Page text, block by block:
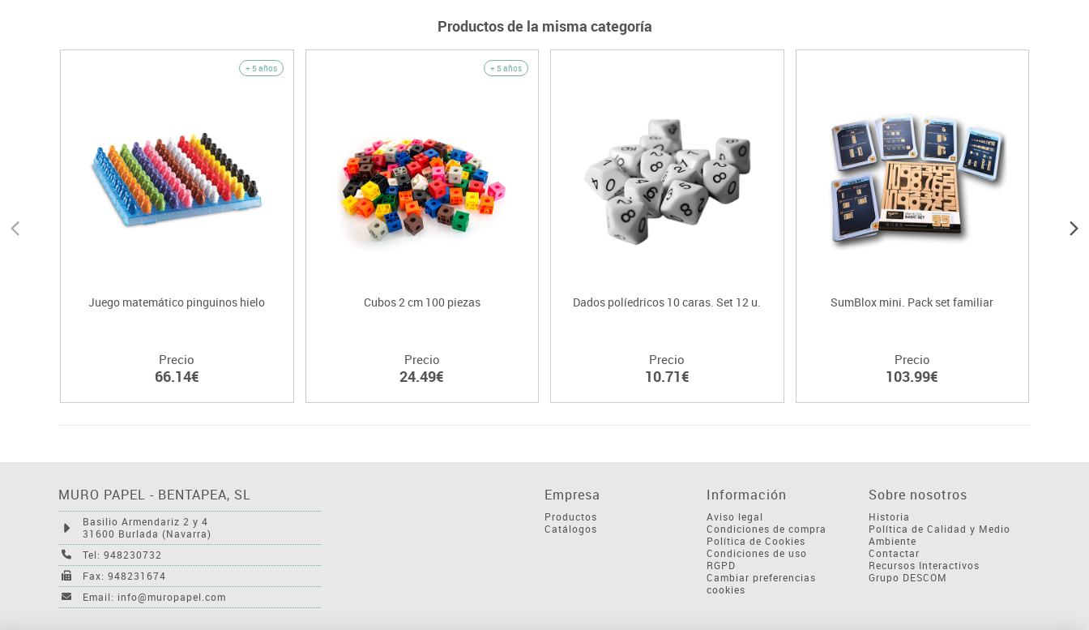
Productos de la misma categoría
+ 5 años
Juego matemático pinguinos hielo
Precio
66.14€
+ 5 años
Cubos 2 cm 100 piezas
Precio
24.49€
Dados políedricos 10 caras. Set 12 u.
Precio
10.71€
SumBlox mini. Pack set familiar
Precio
103.99€
MURO PAPEL - BENTAPEA, SL
Basilio Armendariz 2 y 4
31600 Burlada (Navarra)
Tel: 948230732
Fax: 948231674
Email: info@muropapel.com
Empresa
Productos
Catálogos
Información
Aviso legal
Condiciones de compra
Política de Cookies
Condiciones de uso
RGPD
Cambiar preferencias
cookies
Sobre nosotros
Historia
Política de Calidad y Medio
Ambiente
Contactar
Recursos Interactivos
Grupo DESCOM